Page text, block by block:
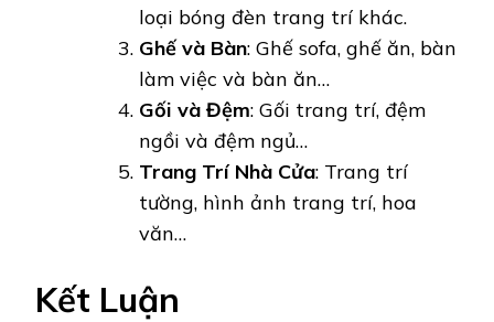
loại bóng đèn trang trí khác.
Ghế và Bàn: Ghế sofa, ghế ăn, bàn
làm việc và bàn ăn…
Gối và Đệm: Gối trang trí, đệm
ngồi và đệm ngủ…
Trang Trí Nhà Cửa: Trang trí
tường, hình ảnh trang trí, hoa
văn…
Kết Luận